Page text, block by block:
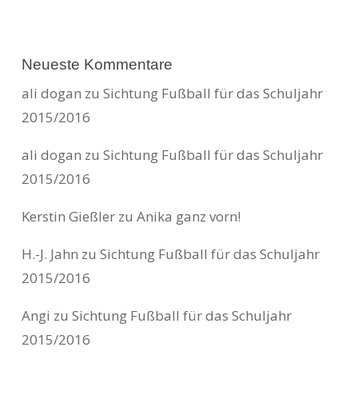
Neueste Kommentare
ali dogan zu Sichtung Fußball für das Schuljahr
2015/2016
ali dogan zu Sichtung Fußball für das Schuljahr
2015/2016
Kerstin Gießlerzu Anika ganz vorn!
H.-J. Jahn zu Sichtung Fußball für das Schuljahr
2015/2016
Angi zu Sichtung Fußball für das Schuljahr
2015/2016